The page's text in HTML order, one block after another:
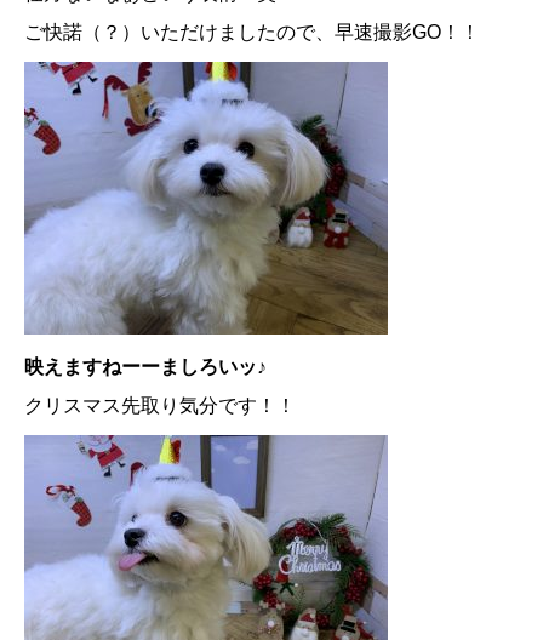
ご快諾（？）いただけましたので、早速撮影GO！！
映えますねーーましろいッ♪
クリスマス先取り気分です！！